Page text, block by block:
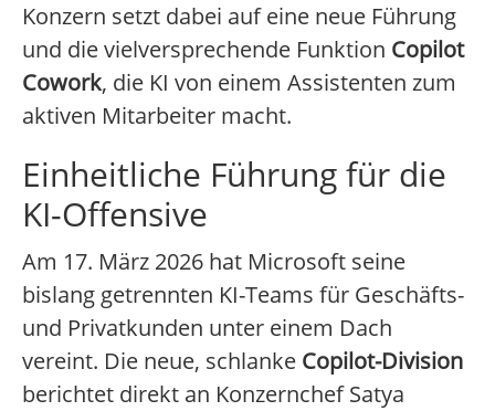
Konzern setzt dabei auf eine neue Führung
und die vielversprechende Funktion Copilot
Cowork, die KI von einem Assistenten zum
aktiven Mitarbeiter macht.
Einheitliche Führung für die
KI-Offensive
Am 17. März 2026 hat Microsoft seine
bislang getrennten KI-Teams für Geschäfts-
und Privatkunden unter einem Dach
vereint. Die neue, schlanke Copilot-Division
berichtet direkt an Konzernchef Satya